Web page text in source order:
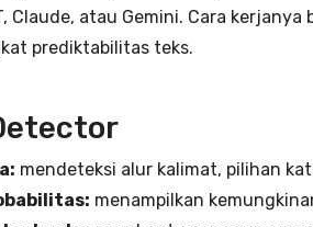
Claude, atau Gemini. Cara
prediktabilitas teks.
mendeteksi alur kalimat, pilihan
menampilkan